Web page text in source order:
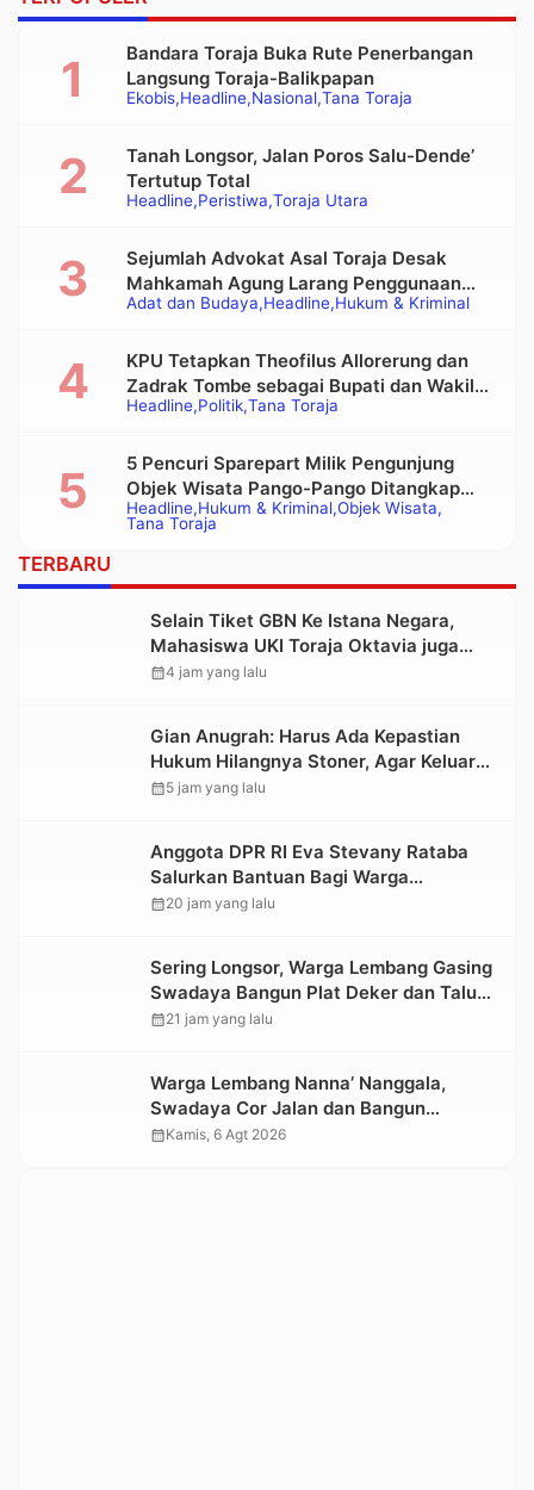
Ekobis Headline Nasional Tana Toraja
Bandara Toraja Buka Rute Penerbangan
Langsung Toraja-Balikpapan
Headline Peristiwa Toraja Utara
Tanah Longsor, Jalan Poros Salu-Dende’
Tertutup Total
Adat dan Budaya Headline Hukum & Kriminal
Sejumlah Advokat Asal Toraja Desak
Mahkamah Agung Larang Penggunaan
Alat Berat pada Eksekusi Rumah Adat
Headline Politik Tana Toraja
KPU Tetapkan Theofilus Allorerung dan
Zadrak Tombe sebagai Bupati dan Wakil
Bupati Tana Toraja Terpilih
Headline Hukum & Kriminal Objek Wisata
Tana Toraja
5 Pencuri Sparepart Milik Pengunjung
Objek Wisata Pango-Pango Ditangkap
Polisi
TERBARU
Selain Tiket GBN Ke Istana Negara,
Mahasiswa UKI Toraja Oktavia juga
Lolos ke Pekan Seni Mahasiswa
calendar_month4 jam yang lalu
Gian Anugrah: Harus Ada Kepastian
Hukum Hilangnya Stoner, Agar Keluarga
tidak Larut dalam Trauma dan
calendar_month5 jam yang lalu
Anggota DPR RI Eva Stevany Rataba
Salurkan Bantuan Bagi Warga
Terdampak Longsor di Buntu Pepasan
calendar_month20 jam yang lalu
Sering Longsor, Warga Lembang Gasing
Swadaya Bangun Plat Deker dan Talut
Jalan Penghubung Antar Lembang
calendar_month21 jam yang lalu
Warga Lembang Nanna’ Nanggala,
Swadaya Cor Jalan dan Bangun
Jembatan
calendar_monthKamis, 6 Agt 2026